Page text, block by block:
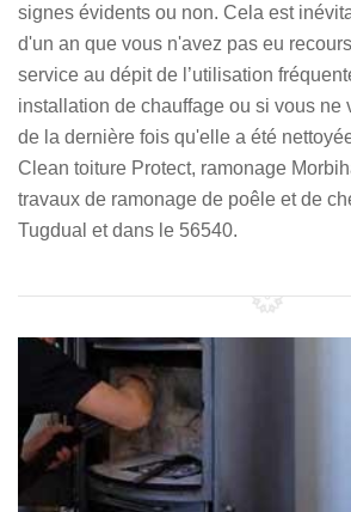
signes évidents ou non. Cela est
d'un an que vous n'avez pas eu
service au dépit de l’utilisation
installation de chauffage ou si vous ne
de la dernière fois qu'elle a été
Clean toiture Protect, ramonage
travaux de ramonage de poêle et de
Tugdual et dans le 56540.